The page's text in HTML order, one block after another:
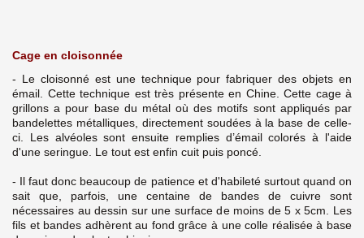
Cage en cloisonnée
- Le cloisonné est une technique pour fabriquer des objets en
émail. Cette technique est très présente en Chine. Cette cage à
grillons a pour base du métal où des motifs sont appliqués par
bandelettes métalliques, directement soudées à la base de celle-
ci. Les alvéoles sont ensuite remplies d’émail colorés à l'aide
d'une seringue. Le tout est enfin cuit puis poncé.
- Il faut donc beaucoup de patience et d'habileté surtout quand on
sait que, parfois, une centaine de bandes de cuivre sont
nécessaires au dessin sur une surface de moins de 5 x 5cm. Les
fils et bandes adhèrent au fond grâce à une colle réalisée à base